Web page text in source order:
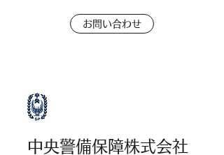
中央警備保障株式会社
お問い合わせ